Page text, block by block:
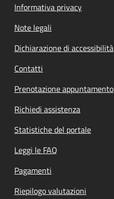
Informativa privacy
Note legali
Dichiarazione di accessibilità
Contatti
Prenotazione appuntamento
Richiedi assistenza
Statistiche del portale
Leggi le FAQ
Pagamenti
Riepilogo valutazioni